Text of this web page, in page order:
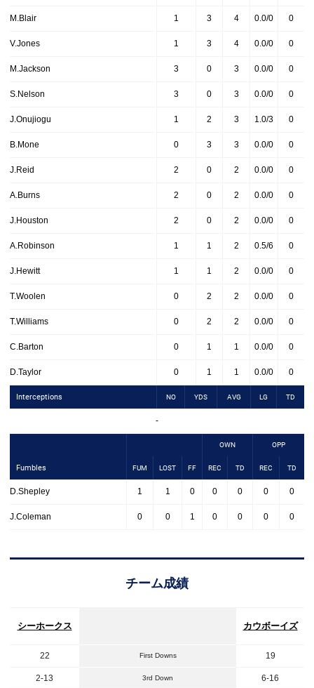
M.Blair 1 3 4 0.0/0 0
V.Jones 1 3 4 0.0/0 0
M.Jackson 3 0 3 0.0/0 0
S.Nelson 3 0 3 0.0/0 0
J.Onujiogu 1 2 3 1.0/3 0
B.Mone 0 3 3 0.0/0 0
J.Reid 2 0 2 0.0/0 0
A.Burns 2 0 2 0.0/0 0
J.Houston 2 0 2 0.0/0 0
A.Robinson 1 1 2 0.5/6 0
J.Hewitt 1 1 2 0.0/0 0
T.Woolen 0 2 2 0.0/0 0
T.Williams 0 2 2 0.0/0 0
C.Barton 0 1 1 0.0/0 0
D.Taylor 0 1 1 0.0/0 0
Interceptions NO YDS AVG LG TD
-
OWN OPP
Fumbles FUM LOST FF REC TD REC TD
D.Shepley 1 1 0 0 0 0 0
J.Coleman 0 0 1 0 0 0 0
チーム成績
シーホークス カウボーイズ
22 First Downs 19
2-13 3rd Down 6-16